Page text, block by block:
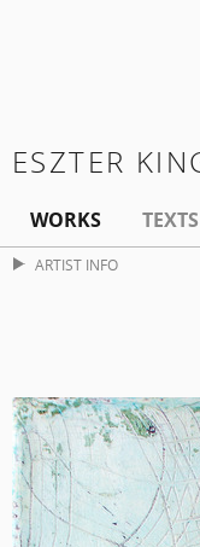
ESZTER
WORKS TEXTS
ARTIST INFO